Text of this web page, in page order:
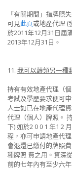
「有關期間」指牌照
可見此頁或地產代理 (
於2011年12月31日屆
2013年12月31日。
11. 我可以轉領另一種
持有有效地產代理（
考試及學歷要求便可
人士如已在地產代理
代理（個人）牌照。
下) 如於2 0 0 1 年1 2
程，亦可申請地產代
會退還已繳付的牌照
種牌照 費之用。資深
前的七年內有至少六